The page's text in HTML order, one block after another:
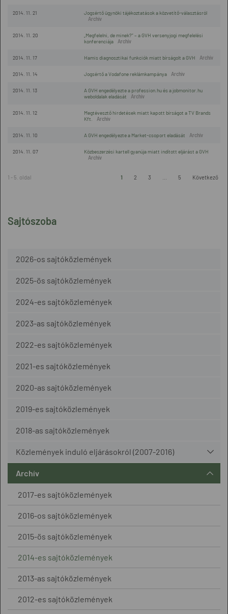
Sajtószoba
2026-os sajtóközlemények
2025-ös sajtóközlemények
2024-es sajtóközlemények
2023-as sajtóközlemények
2022-es sajtóközlemények
2021-es sajtóközlemények
2020-as sajtóközlemények
2019-es sajtóközlemények
2018-as sajtóközlemények
Közlemények induló eljárásokról (2007-2016)
Archív
2017-es sajtóközlemények
2016-os sajtóközlemények
2015-ös sajtóközlemények
2014-es sajtóközlemények
2013-as sajtóközlemények
2012-es sajtóközlemények
2014. 11. 21 Jogsértő ügynöki tájékoztatások a közvetítő-választásról
2014. 11. 20
„Megfelelni, de minek?” – a GVH versenyjogi megfelelési
konferenciája
2014. 11. 17 Hamis diagnosztikai funkciók miatt bírságolt a GVH
2014. 11. 14 Jogsértő a Vodafone reklámkampánya
2014. 11. 13
A GVH engedélyezte a profession.hu és a jobmonitor.hu
weboldalak eladását
2014. 11. 12
Megtévesztő hirdetések miatt kapott bírságot a TV Brands
Kft.
2014. 11. 10 A GVH engedélyezte a Market-csoport eladását
2014. 11. 07 Közbeszerzési kartell gyanúja miatt indított eljárást a GVH
1 - 5. oldal 1 2 3 5 Következő